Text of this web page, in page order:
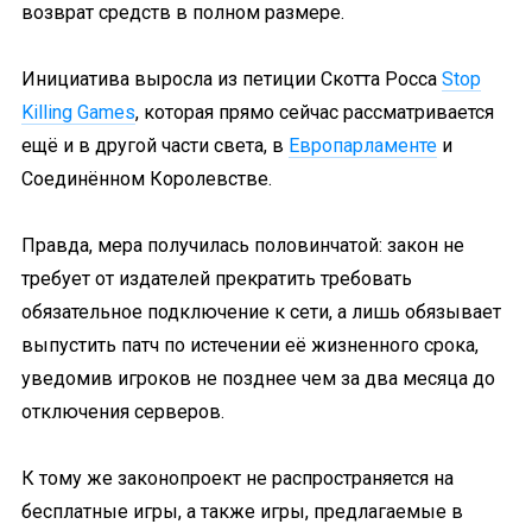
возврат средств в полном размере.
Инициатива выросла из петиции Скотта Росса Stop
Killing Games, которая прямо сейчас рассматривается
ещё и в другой части света, в Европарламенте и
Соединённом Королевстве.
Правда, мера получилась половинчатой: закон не
требует от издателей прекратить требовать
обязательное подключение к сети, а лишь обязывает
выпустить патч по истечении её жизненного срока,
уведомив игроков не позднее чем за два месяца до
отключения серверов.
К тому же законопроект не распространяется на
бесплатные игры, а также игры, предлагаемые в